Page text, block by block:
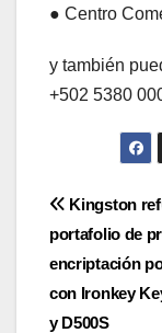
● Centro
y también
+502 5380
de
Kingston
portafolio de
encriptación
con Ironkey
y D500S